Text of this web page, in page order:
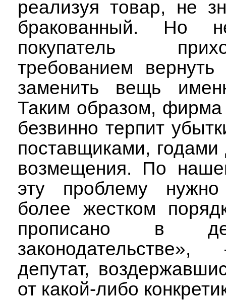
реализуя товар, не
бракованный. Но
покупатель
требованием
заменить вещь
Таким образом, фирма
безвинно терпит
поставщиками, годами
возмещения. По
эту проблему
более жестком
прописано в
депутат,
от какой-либо